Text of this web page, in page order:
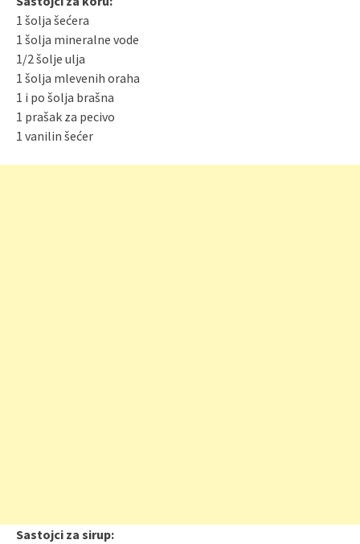
1 šolja šećera
1 šolja mineralne vode
1/2 šolje ulja
1 šolja mlevenih oraha
1 i po šolja brašna
1 prašak za pecivo
1 vanilin šećer
Sastojci za sirup: